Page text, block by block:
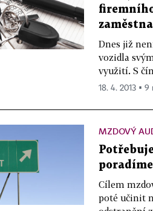
Dnes již
vozidla
využití. S
18. 4. 2013 ▪
MZDOVÝ
Cílem
poté učinit